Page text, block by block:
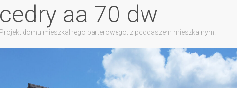
cedry aa 70 dw
Projekt domu mieszkalnego parterowego, z poddaszem mieszkalnym.